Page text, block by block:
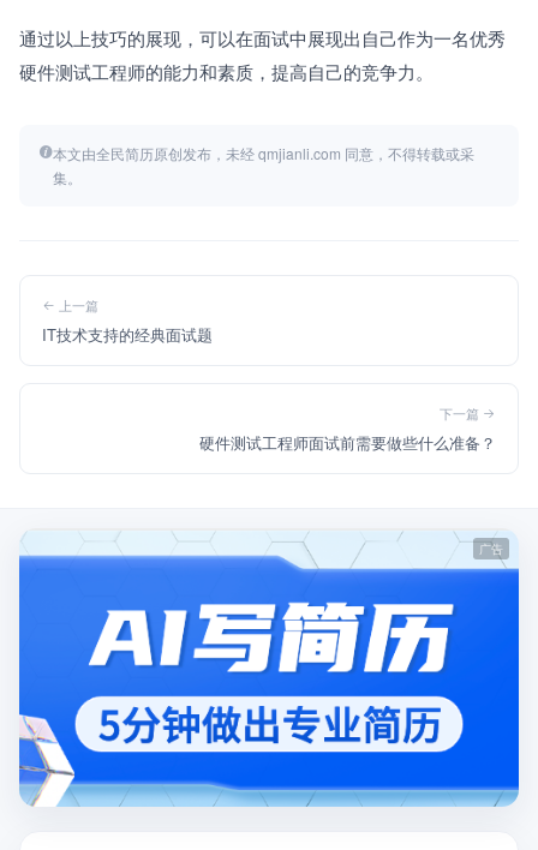
通过以上技巧的展现，可以在面试中展现出自己作为一名优秀
硬件测试工程师的能力和素质，提高自己的竞争力。
本文由全民简历原创发布，未经 qmjianli.com 同意，不得转载或采
集。
上一篇
IT技术支持的经典面试题
下一篇
硬件测试工程师面试前需要做些什么准备？